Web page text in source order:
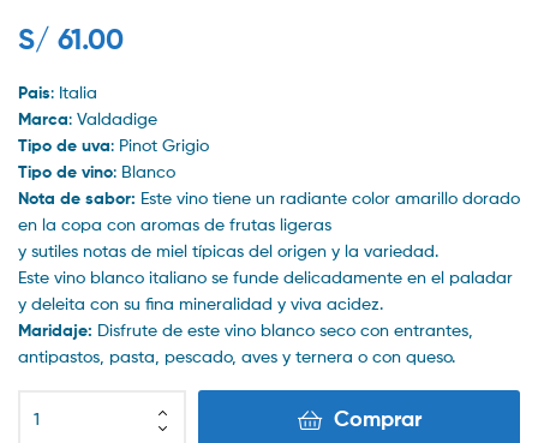
S/ 61.00
Pais: Italia
Marca: Valdadige
Tipo de uva: Pinot Grigio
Tipo de vino: Blanco
Nota de sabor: Este vino tiene un radiante color amarillo dorado
en la copa con aromas de frutas ligeras
y sutiles notas de miel típicas del origen y la variedad.
Este vino blanco italiano se funde delicadamente en el paladar
y deleita con su fina mineralidad y viva acidez.
Maridaje: Disfrute de este vino blanco seco con entrantes,
antipastos, pasta, pescado, aves y ternera o con queso.
Grigio
Comprar